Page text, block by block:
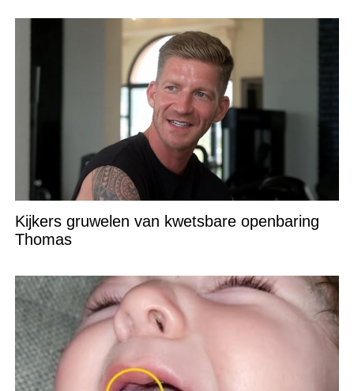
Kijkers gruwelen van kwetsbare openbaring
Thomas